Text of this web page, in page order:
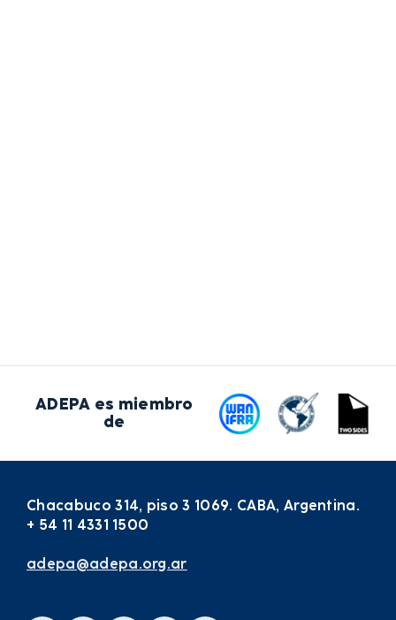
ADEPA es miembro
de
Chacabuco 314, piso 3 1069. CABA, Argentina.
+ 54 11 4331 1500
adepa@adepa.org.ar